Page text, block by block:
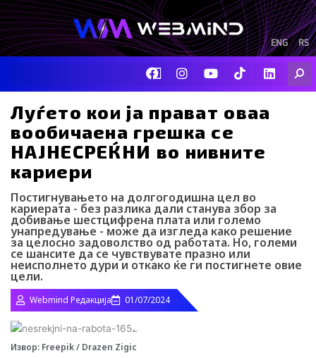
Skip
to
content
RS
ENG
F
a
c
b
o
o
k
I
n
s
a
g
r
a
Y
o
u
u
b
e
I
c
o
t
-
k
t
o
k
-
i
c
L
i
n
e
Луѓето кои ја прават оваа
вообичаена грешка се
НАЈНЕСРЕЌНИ во нивните
кариери
Постигнувањето на долгогодишна цел во
кариерата - без разлика дали станува збор за
добивање шестцифрена плата или големо
унапредување - може да изгледа како решение
за целосно задоволство од работата. Но, големи
се шансите да се чувствувате празно или
неисполнето дури и откако ќе ги постигнете овие
цели.
Webmind Редакција 01/07/2024
Извор: Freepik / Drazen Zigic